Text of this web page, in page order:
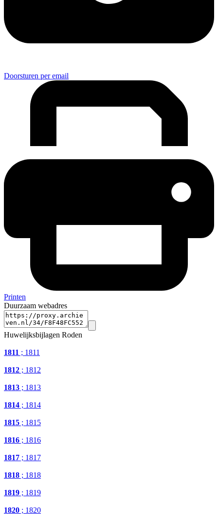
Doorsturen per email
Printen
Duurzaam webadres
Huwelijksbijlagen Roden
1811 ; 1811
1812 ; 1812
1813 ; 1813
1814 ; 1814
1815 ; 1815
1816 ; 1816
1817 ; 1817
1818 ; 1818
1819 ; 1819
1820 ; 1820